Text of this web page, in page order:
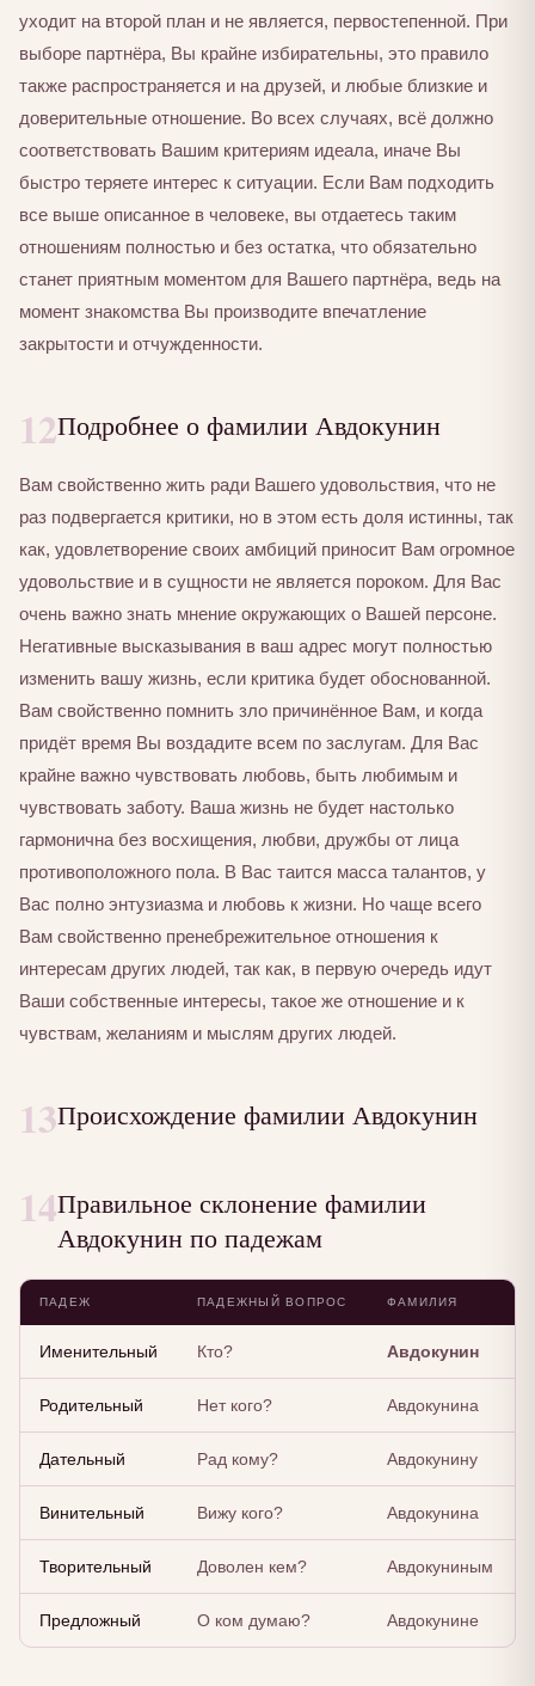
уходит на второй план и не является, первостепенной. При
выборе партнёра, Вы крайне избирательны, это правило
также распространяется и на друзей, и любые близкие и
доверительные отношение. Во всех случаях, всё должно
соответствовать Вашим критериям идеала, иначе Вы
быстро теряете интерес к ситуации. Если Вам подходить
все выше описанное в человеке, вы отдаетесь таким
отношениям полностью и без остатка, что обязательно
станет приятным моментом для Вашего партнёра, ведь на
момент знакомства Вы производите впечатление
закрытости и отчужденности.
12Подробнее о фамилии Авдокунин
Вам свойственно жить ради Вашего удовольствия, что не
раз подвергается критики, но в этом есть доля истинны, так
как, удовлетворение своих амбиций приносит Вам огромное
удовольствие и в сущности не является пороком. Для Вас
очень важно знать мнение окружающих о Вашей персоне.
Негативные высказывания в ваш адрес могут полностью
изменить вашу жизнь, если критика будет обоснованной.
Вам свойственно помнить зло причинённое Вам, и когда
придёт время Вы воздадите всем по заслугам. Для Вас
крайне важно чувствовать любовь, быть любимым и
чувствовать заботу. Ваша жизнь не будет настолько
гармонична без восхищения, любви, дружбы от лица
противоположного пола. В Вас таится масса талантов, у
Вас полно энтузиазма и любовь к жизни. Но чаще всего
Вам свойственно пренебрежительное отношения к
интересам других людей, так как, в первую очередь идут
Ваши собственные интересы, такое же отношение и к
чувствам, желаниям и мыслям других людей.
13Происхождение фамилии Авдокунин
14Правильное склонение фамилии
Авдокунин по падежам
ПАДЕЖ ПАДЕЖНЫЙ ВОПРОС ФАМИЛИЯ
Именительный Кто? Авдокунин
Родительный Нет кого? Авдокунина
Дательный Рад кому? Авдокунину
Винительный Вижу кого? Авдокунина
Творительный Доволен кем? Авдокуниным
Предложный О ком думаю? Авдокунине